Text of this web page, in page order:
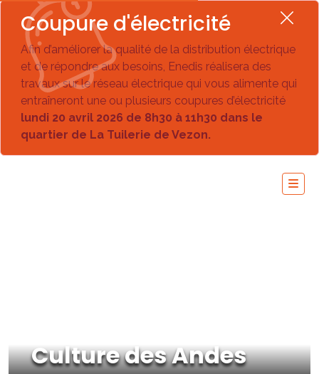
Coupure d'électricité
Afin d’améliorer la qualité de la distribution électrique
et de répondre aux besoins, Enedis réalisera des
travaux sur le réseau électrique qui vous alimente qui
entraîneront une ou plusieurs coupures d’électricité
lundi 20 avril 2026 de 8h30 à 11h30 dans le
quartier de La Tuilerie de Vezon.
Culture des Andes